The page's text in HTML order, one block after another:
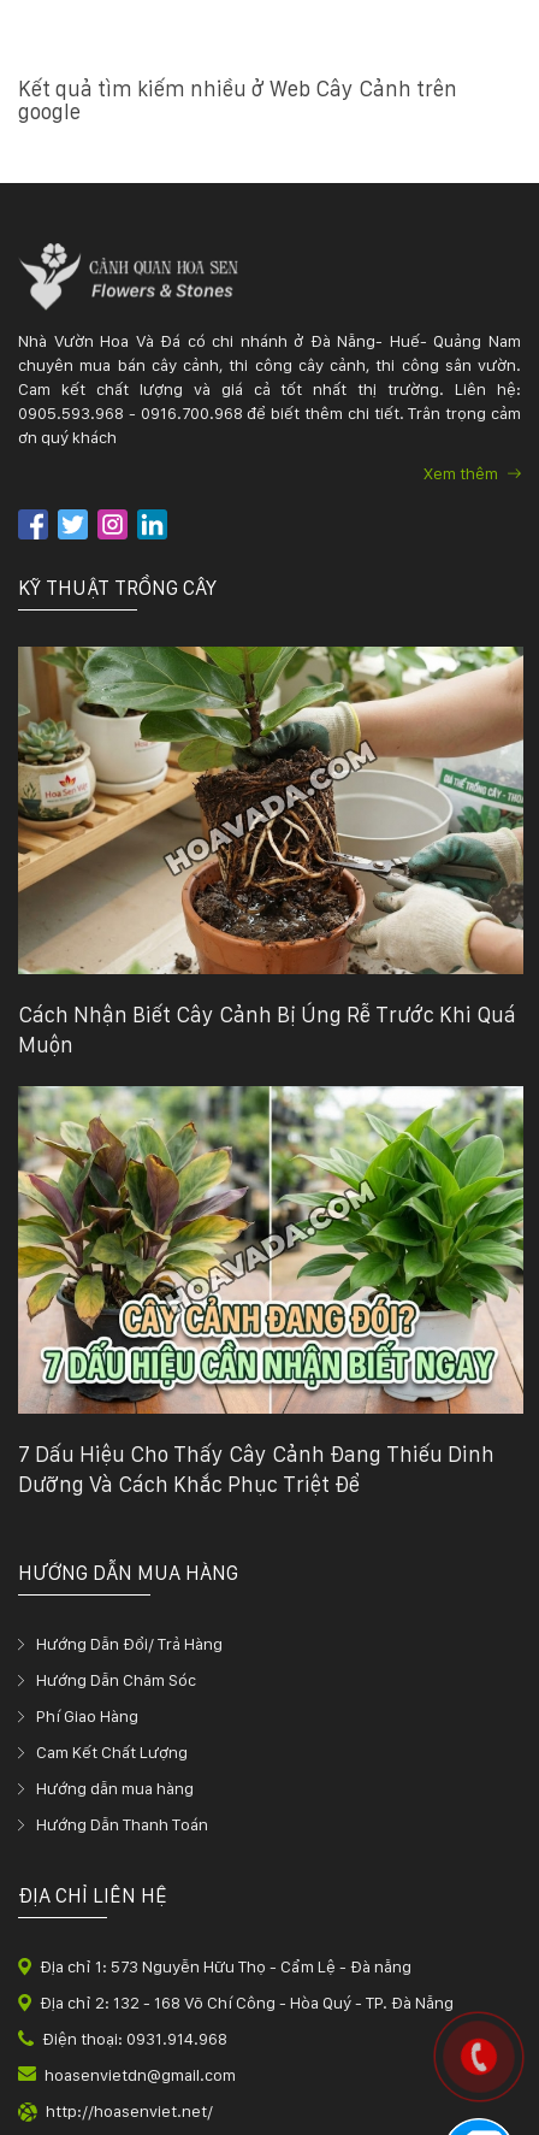
Kết quả tìm kiếm nhiều ở Web Cây Cảnh trên
google
Nhà Vườn Hoa Và Đá có chi nhánh ở Đà Nẵng- Huế- Quảng Nam
chuyên mua bán cây cảnh, thi công cây cảnh, thi công sân vườn.
Cam kết chất lượng và giá cả tốt nhất thị trường. Liên hệ:
0905.593.968 - 0916.700.968 để biết thêm chi tiết. Trân trọng cảm
ơn quý khách
Xem thêm
KỸ THUẬT TRỒNG CÂY
Cách Nhận Biết Cây Cảnh Bị Úng Rễ Trước Khi Quá
Muộn
7 Dấu Hiệu Cho Thấy Cây Cảnh Đang Thiếu Dinh
Dưỡng Và Cách Khắc Phục Triệt Để
HƯỚNG DẪN MUA HÀNG
Hướng Dẫn Đổi/ Trả Hàng
Hướng Dẫn Chăm Sóc
Phí Giao Hàng
Cam Kết Chất Lượng
Hướng dẫn mua hàng
Hướng Dẫn Thanh Toán
ĐỊA CHỈ LIÊN HỆ
Địa chỉ 1: 573 Nguyễn Hữu Thọ - Cẩm Lệ - Đà nẵng
Địa chỉ 2: 132 - 168 Võ Chí Công - Hòa Quý - TP. Đà Nẵng
Điện thoại: 0931.914.968
hoasenvietdn@gmail.com
http://hoasenviet.net/